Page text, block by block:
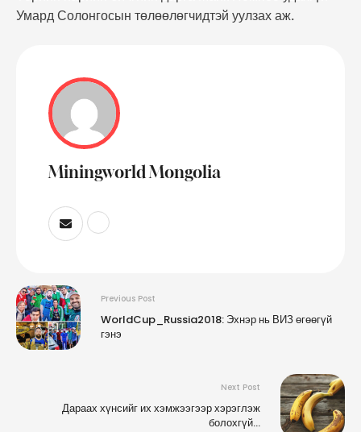
Умард Солонгосын төлөөлөгчидтэй уулзах аж.
Miningworld Mongolia
Previous Post
WorldCup_Russia2018: Эхнэр нь ВИЗ өгөөгүй
гэнэ
Next Post
Дараах хүнсийг их хэмжээгээр хэрэглэж
болохгүй…